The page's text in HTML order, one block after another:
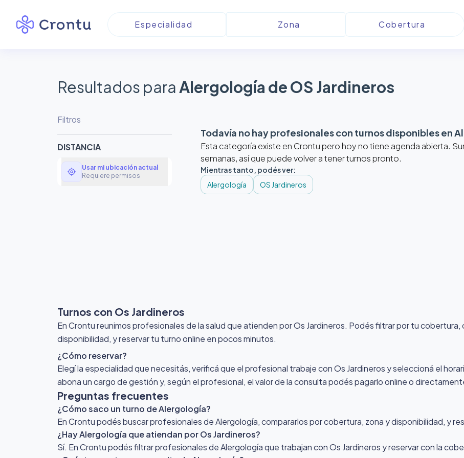
Resultados paraAlergología de OS Jardineros
Filtros
DISTANCIA
my_location
Usar mi ubicación actual
Requiere permisos
Todavía no hay profesionales con turnos disponibles en
Esta categoría existe en Crontu pero hoy no tiene agenda abierta.
semanas, así que puede volver a tener turnos pronto.
Mientras tanto, podés ver:
Alergología
OS Jardineros
Turnos con Os Jardineros
En Crontu reunimos profesionales de la salud que atienden por Os Jardineros. Podés filtrar por tu cobertura,
disponibilidad, y reservar tu turno online en pocos minutos.
¿Cómo reservar?
Elegí la especialidad que necesitás, verificá que el profesional trabaje con Os Jardineros y seleccioná el
abona un cargo de gestión y, según el profesional, el valor de la consulta podés pagarlo online o
Preguntas frecuentes
¿Cómo saco un turno de Alergología?
En Crontu podés buscar profesionales de Alergología, compararlos por cobertura, zona y disponibilidad, y
¿Hay Alergología que atiendan por Os Jardineros?
Sí. En Crontu podés filtrar profesionales de Alergología que trabajan con Os Jardineros y reservar con la